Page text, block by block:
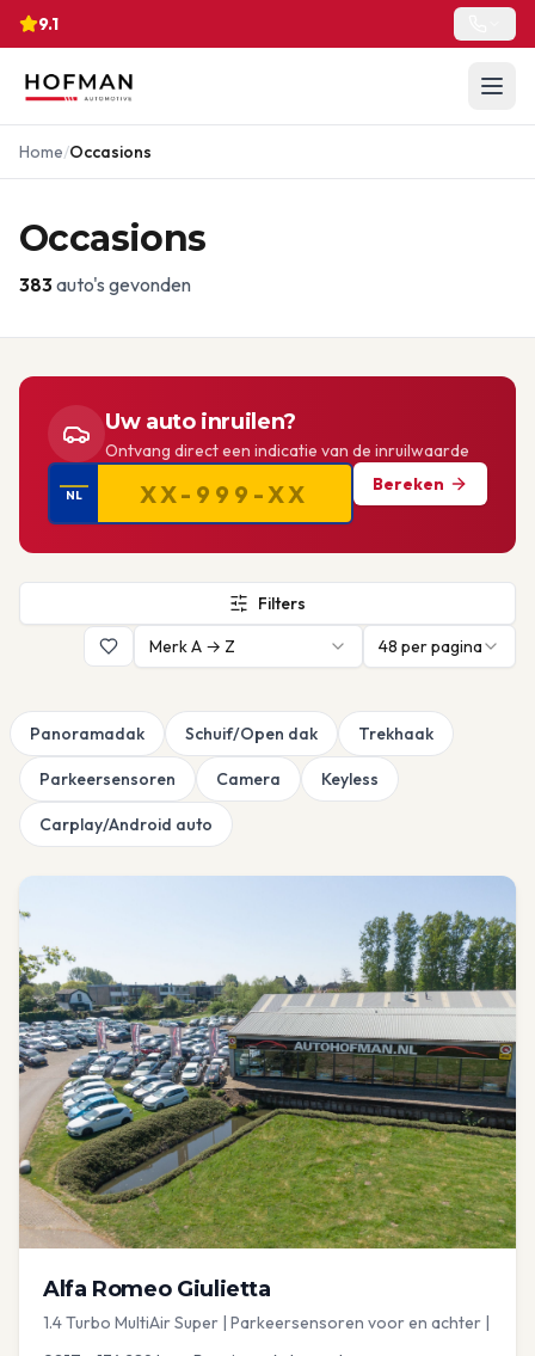
9.1
Home/Occasions
Occasions
383auto's gevonden
Uw auto inruilen?
Ontvang direct een indicatie van de inruilwaarde
NL
Bereken
Filters
Merk A → Z
48 per pagina
Panoramadak Schuif/Open dak Trekhaak
Parkeersensoren Camera Keyless
Carplay/Android auto
Alfa Romeo Giulietta
1.4 Turbo MultiAir Super | Parkeersensoren voor en achter |